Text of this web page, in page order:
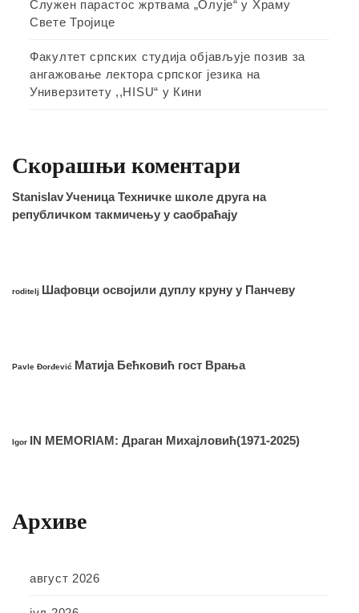
Служен парастос жртвама „Олује“ у Храму
Свете Тројице
Факултет српских студија објављује позив за
ангажовање лектора српског језика на
Универзитету ,,HISU“ у Кини
Скорашњи коментари
StanislavУченица Техничке школе друга на
републичком такмичењу у саобраћају
roditelj Шафовци освојили дуплу круну у Панчеву
Pavle Đorđević Матија Бећковић гост Врања
Igor IN MEMORIAM: Драган Михајловић(1971-2025)
Архиве
август 2026